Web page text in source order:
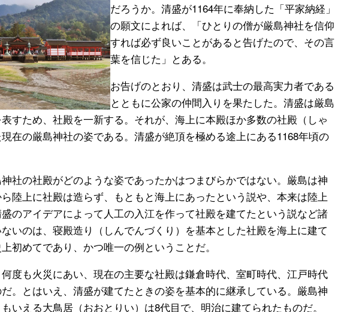
だろうか。清盛が1164年に奉納した「平家納経」
の願文によれば、「ひとりの僧が厳島神社を信仰
すれば必ず良いことがあると告げたので、その言
葉を信じた」とある。
お告げのとおり、清盛は武士の最高実力者である
とともに公家の仲間入りを果たした。清盛は厳島
すため、社殿を一新する。それが、海上に本殿ほか多数の社殿（しゃ
在の厳島神社の姿である。清盛が絶頂を極める途上にある1168年頃の
社の社殿がどのような姿であったかはつまびらかではない。厳島は神
陸上に社殿は造らず、もともと海上にあったという説や、本来は陸上
のアイデアによって人工の入江を作って社殿を建てたという説など諸
いのは、寝殿造り（しんでんづくり）を基本とした社殿を海上に建て
初めてであり、かつ唯一の例ということだ。
度も火災にあい、現在の主要な社殿は鎌倉時代、室町時代、江戸時代
。とはいえ、清盛が建てたときの姿を基本的に継承している。厳島神
いえる大鳥居（おおとりい）は8代目で、明治に建てられたものだ。